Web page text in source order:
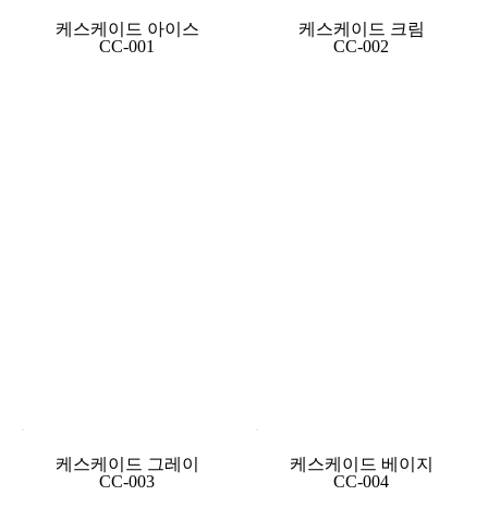
케스케이드 아이스
CC-001
케스케이드 크림
CC-002
케스케이드 그레이
CC-003
케스케이드 베이지
CC-004